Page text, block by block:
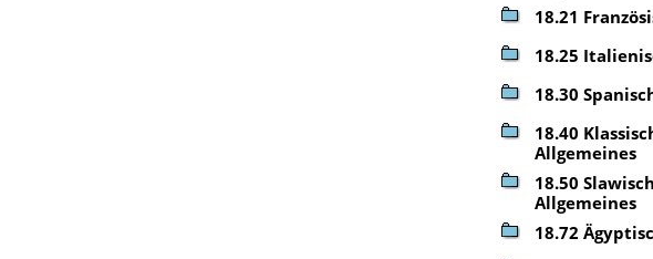
18.21
18.25
18.30
18.40
Allgemeines
18.50
Allgemeines
18.72